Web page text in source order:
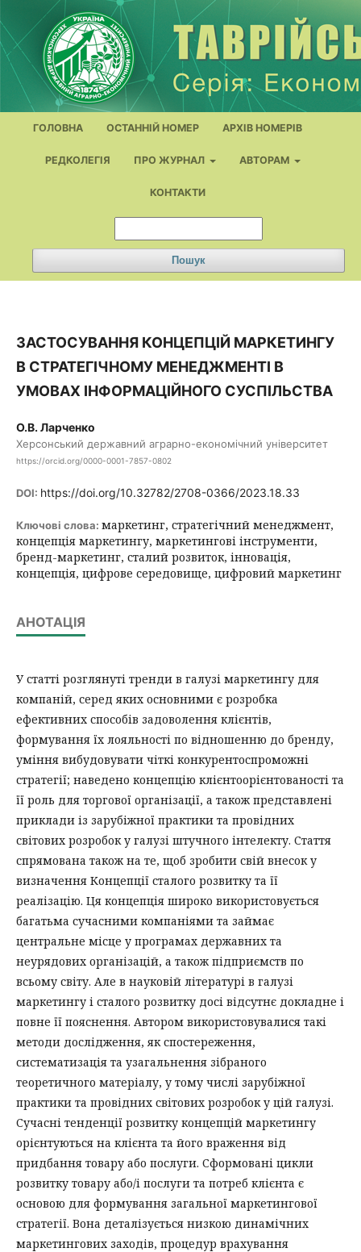
ГОЛОВНА ОСТАННІЙ НОМЕР АРХІВ НОМЕРІВ
РЕДКОЛЕГІЯ ПРО ЖУРНАЛ АВТОРАМ
КОНТАКТИ
Пошук
ЗАСТОСУВАННЯ КОНЦЕПЦІЙ МАРКЕТИНГУ
В СТРАТЕГІЧНОМУ МЕНЕДЖМЕНТІ В
УМОВАХ ІНФОРМАЦІЙНОГО СУСПІЛЬСТВА
О.В. Ларченко
Херсонський державний аграрно-економічний університет
https://orcid.org/0000-0001-7857-0802
DOI: https://doi.org/10.32782/2708-0366/2023.18.33
Ключові слова: маркетинг, стратегічний менеджмент,
концепція маркетингу, маркетингові інструменти,
бренд-маркетинг, сталий розвиток, інновація,
концепція, цифрове середовище, цифровий маркетинг
АНОТАЦІЯ
У статті розглянуті тренди в галузі маркетингу для
компаній, серед яких основними є розробка
ефективних способів задоволення клієнтів,
формування їх лояльності по відношенню до бренду,
уміння вибудовувати чіткі конкурентоспроможні
стратегії; наведено концепцію клієнтоорієнтованості та
її роль для торгової організації, а також представлені
приклади із зарубіжної практики та провідних
світових розробок у галузі штучного інтелекту. Стаття
спрямована також на те, щоб зробити свій внесок у
визначення Концепції сталого розвитку та її
реалізацію. Ця концепція широко використовується
багатьма сучасними компаніями та займає
центральне місце у програмах державних та
неурядових організацій, а також підприємств по
всьому світу. Але в науковій літературі в галузі
маркетингу і сталого розвитку досі відсутнє докладне і
повне її пояснення. Автором використовувалися такі
методи дослідження, як спостереження,
систематизація та узагальнення зібраного
теоретичного матеріалу, у тому числі зарубіжної
практики та провідних світових розробок у цій галузі.
Сучасні тенденції розвитку концепцій маркетингу
орієнтуються на клієнта та його враження від
придбання товару або послуги. Сформовані цикли
розвитку товару або/і послуги та потреб клієнта є
основою для формування загальної маркетингової
стратегії. Вона деталізується низкою динамічних
маркетингових заходів, процедур врахування